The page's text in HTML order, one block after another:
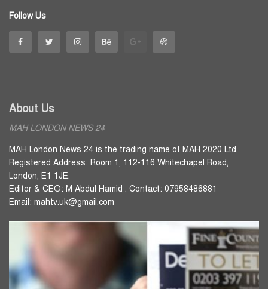
Follow Us
About Us
MAH LONDON NEWS 24
MAH London News 24 is the trading name of MAH 2020 Ltd.
Registered Address: Room 1, 112-116 Whitechapel Road,
London, E1 1JE.
Editor & CEO: M Abdul Hamid . Contact: 07958486881
Email: mahtv.uk@gmail.com